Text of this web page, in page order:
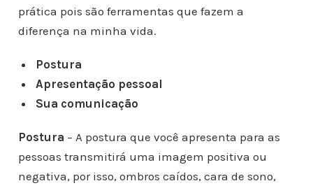
prática pois são ferramentas que fazem a
diferença na minha vida.
Postura
Apresentação pessoal
Sua comunicação
Postura – A postura que você apresenta para as
pessoas transmitirá uma imagem positiva ou
negativa, por isso, ombros caídos, cara de sono,